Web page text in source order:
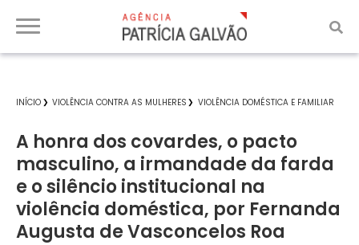
INÍCIO VIOLÊNCIA CONTRA AS MULHERES VIOLÊNCIA DOMÉSTICA E FAMILIAR
A honra dos covardes, o pacto
masculino, a irmandade da farda
e o silêncio institucional na
violência doméstica, por Fernanda
Augusta de Vasconcelos Roa